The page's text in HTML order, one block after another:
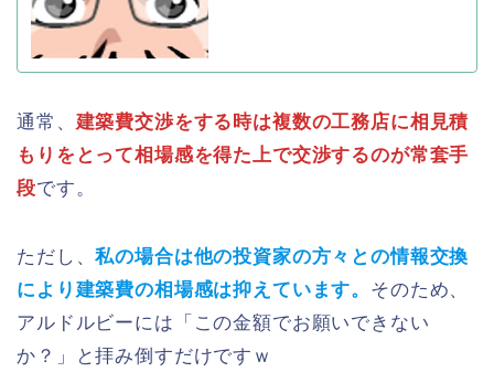
通常、 建築費交渉をする時は複数の工務店に相見積
もりをとって相場感を得た上で交渉するのが常套手
段です。
ただし、私の場合は他の投資家の方々との情報交換
により建築費の相場感は抑えています。 そのため、
アルドルビーには「この金額でお願いできない
か？」と拝み倒すだけですｗ